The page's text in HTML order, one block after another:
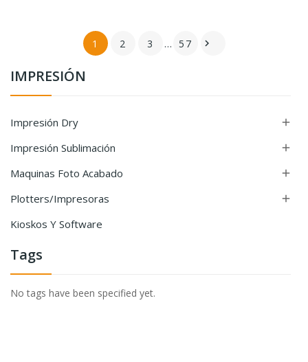
IMPRESIÓN
Impresión Dry 
Impresión Sublimación 
Maquinas Foto Acabado 
Plotters/Impresoras 
Kioskos Y Software
Tags
No tags have been specified yet.
1 2 3 … 57 